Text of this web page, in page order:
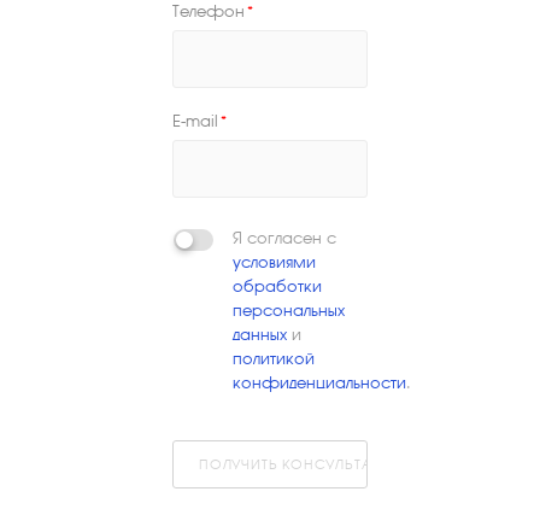
Телефон *
E-mail *
Я согласен с
условиями
обработки
персональных
данных и
политикой
конфиденциальности.
ПОЛУЧИТЬ КОНСУЛЬТАЦИЮ